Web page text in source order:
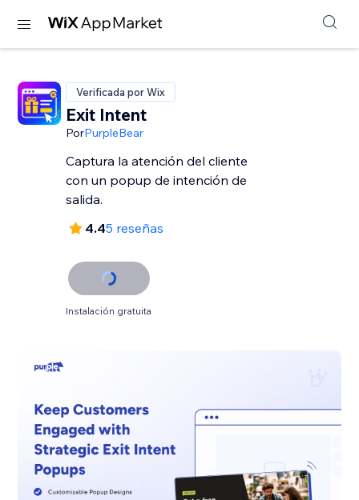
Verificada por Wix
Exit Intent
PorPurpleBear
Captura la atención del cliente
con un popup de intención de
salida.
4.45 reseñas
Instalación gratuita